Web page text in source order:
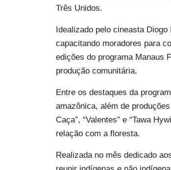
Três Unidos.
Idealizado pelo cineasta
capacitando moradores para
edições do programa Manaus
produção comunitária.
Entre os destaques da
amazônica, além de
Caça”, “Valentes” e “Tawa
relação com a floresta.
Realizada no mês dedicado